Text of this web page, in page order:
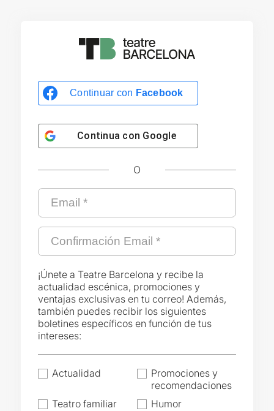
Continuar con Facebook
Continua con Google
O
¡Únete a Teatre Barcelona y recibe la
actualidad escénica, promociones y
ventajas exclusivas en tu correo! Además,
también puedes recibir los siguientes
boletines específicos en función de tus
intereses:
Actualidad
Promociones y
recomendaciones
Teatro familiar
Humor